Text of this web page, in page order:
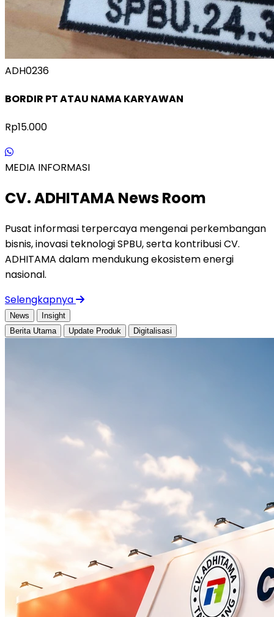
ADH0236
BORDIR PT ATAU NAMA KARYAWAN
Rp15.000
MEDIA INFORMASI
CV. ADHITAMA News Room
Pusat informasi terpercaya mengenai perkembangan
bisnis, inovasi teknologi SPBU, serta kontribusi CV.
ADHITAMA dalam mendukung ekosistem energi
nasional.
Selengkapnya
News
Insight
Berita Utama
Update Produk Digitalisasi